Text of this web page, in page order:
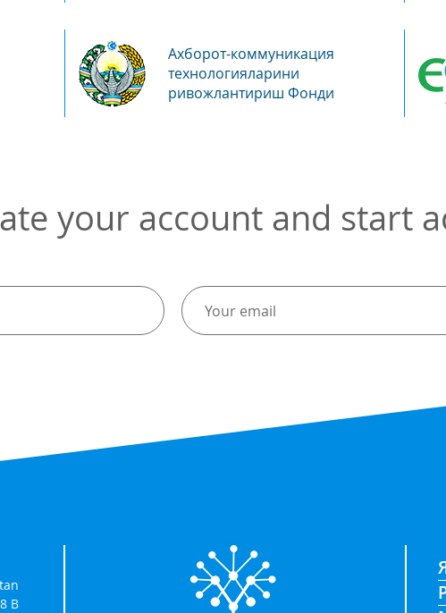
Ахборот-коммуникация
технологияларини
ривожлантириш Фонди
your account and start
B